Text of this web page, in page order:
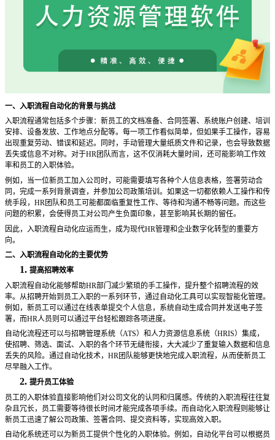
一、入职流程自动化的背景与挑战
入职流程通常包括多个步骤：新员工的文档准备、合同签署、系统账户创建、培训
安排、设备发放、工作地点分配等。每一项工作看似简单，但如果手工操作，容易
出现重复劳动、错误和延迟。同时，手动管理大量纸质文件和记录，也会导致数据
丢失或信息不对称。对于HR团队而言，这不仅消耗大量时间，还可能影响工作效
率和员工的入职体验。
例如，当一位新员工加入公司时，可能需要填写各种个人信息表格，签署劳动合
同，完成一系列背景调查，并参加公司政策培训。如果这一切都依赖人工操作和传
统手段， HR团队和员工可能都面临重复性工作、等待和沟通不畅等问题。而这些
问题的积累，会使得员工对公司产生负面印象，甚至影响其长期的留任。
因此，入职流程自动化应运而生，成为现代HR管理和企业数字化转型的重要方
向。
二、入职流程自动化的主要优势
1. 提高招聘效率
入职流程自动化能够帮助HR部门减少繁琐的手工操作，提升整个招聘流程的效
率。从招聘开始到员工入职的一系列环节，通过自动化工具可以实现智能化管理。
例如，新员工可以通过在线表单提交个人信息，系统自动生成合同并发送电子签
署，而HR人员则可以通过平台轻松跟踪各项进度。
自动化流程还可以与招聘管理系统（ATS）和人力资源信息系统（HRIS）集成，
使招聘、筛选、面试、入职的各个环节无缝衔接，大大减少了重复输入数据和信息
丢失的风险。通过自动化技术，HR团队能够更快地完成入职流程，从而使新员工
尽早融入工作。
2. 提升员工体验
员工的入职体验直接影响他们对公司文化的认同和归属感。传统的入职流程往往复
杂且冗长，员工需要等待很长时间才能完成各项手续。而自动化入职流程则能够让
新员工迅速了解公司政策、签署合同、提交资料等，实现高效入职。
自动化系统还可以为新员工提供个性化的入职体验。例如，自动化平台可以根据员